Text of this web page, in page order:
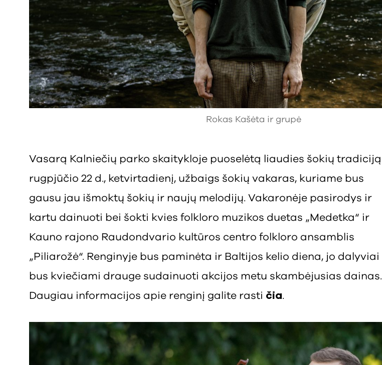
Rokas Kašėta ir grupė
Vasarą Kalniečių parko skaitykloje puoselėtą liaudies šokių tradiciją
rugpjūčio 22 d., ketvirtadienį, užbaigs šokių vakaras, kuriame bus
gausu jau išmoktų šokių ir naujų melodijų. Vakaronėje pasirodys ir
kartu dainuoti bei šokti kvies folkloro muzikos duetas „Medetka“ ir
Kauno rajono Raudondvario kultūros centro folkloro ansamblis
„Piliarožė“. Renginyje bus paminėta ir Baltijos kelio diena, jo dalyviai
bus kviečiami drauge sudainuoti akcijos metu skambėjusias dainas.
Daugiau informacijos apie renginį galite rasti čia.